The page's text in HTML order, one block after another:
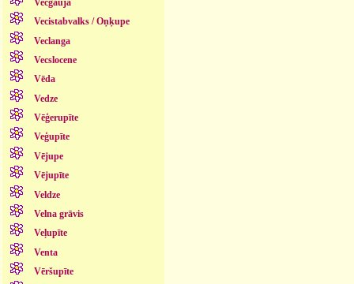
Vecgauja
Vecistabvalks / Oņķupe
Veclanga
Vecslocene
Vēda
Vedze
Vēģerupīte
Veģupīte
Vējupe
Vējupīte
Veldze
Velna grāvis
Veļupīte
Venta
Vēršupīte